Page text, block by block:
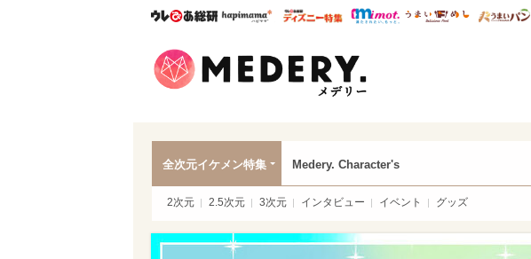
ウレぴあ総研ハピママ* ウレぴあ総研 ディズニー特集
mimot. うまいめし
全次元イケメン特集 Medery. Character's
2次元 2.5次元 3次元 インタビュー イベント グッズ